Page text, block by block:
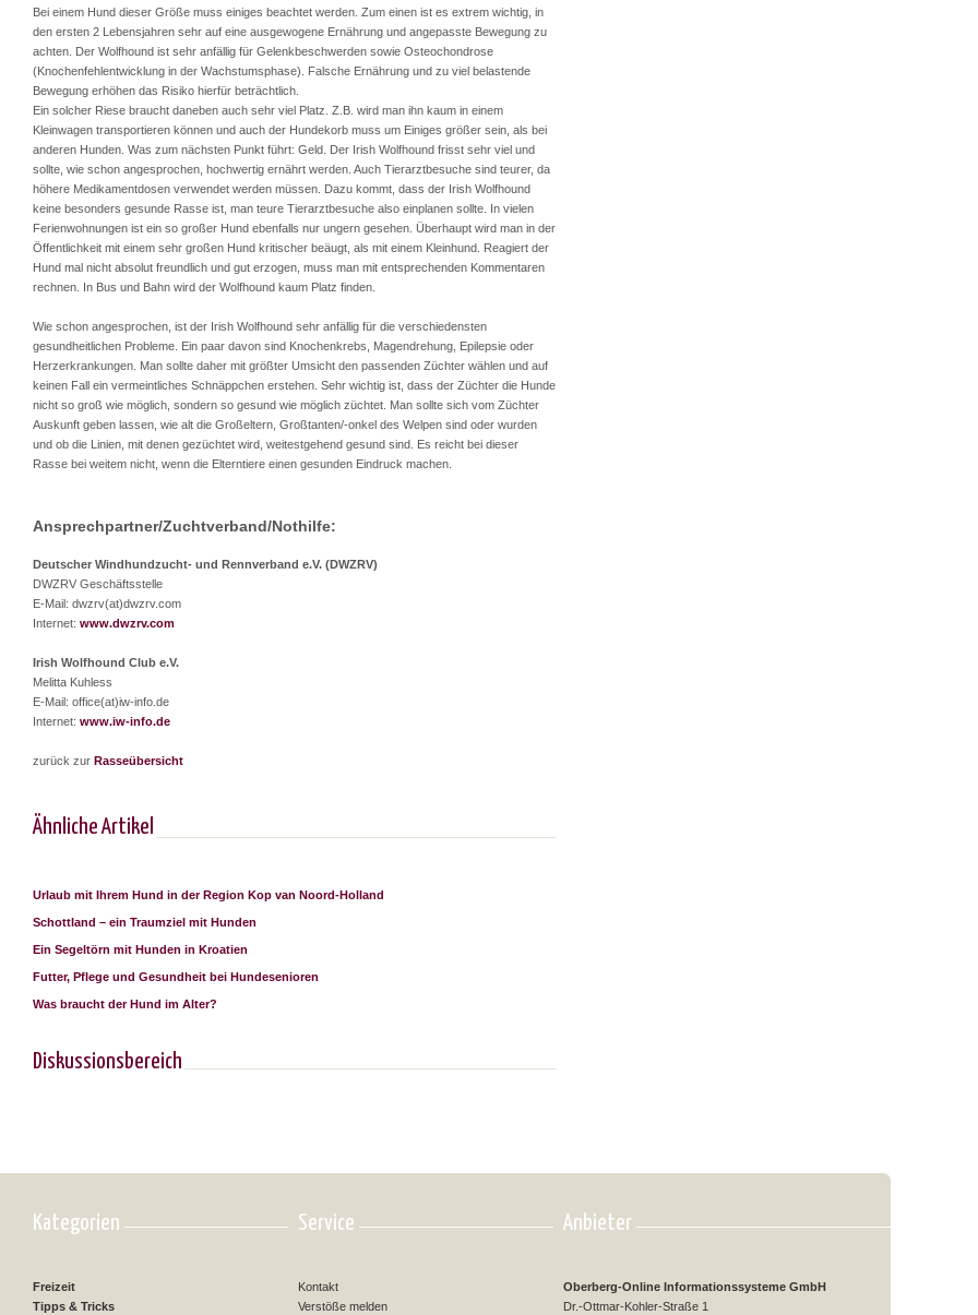
Bei einem Hund dieser Größe muss einiges beachtet werden. Zum einen ist es extrem wichtig, in
den ersten 2 Lebensjahren sehr auf eine ausgewogene Ernährung und angepasste Bewegung zu
achten. Der Wolfhound ist sehr anfällig für Gelenkbeschwerden sowie Osteochondrose
(Knochenfehlentwicklung in der Wachstumsphase). Falsche Ernährung und zu viel belastende
Bewegung erhöhen das Risiko hierfür beträchtlich.
Ein solcher Riese braucht daneben auch sehr viel Platz. Z.B. wird man ihn kaum in einem
Kleinwagen transportieren können und auch der Hundekorb muss um Einiges größer sein, als bei
anderen Hunden. Was zum nächsten Punkt führt: Geld. Der Irish Wolfhound frisst sehr viel und
sollte, wie schon angesprochen, hochwertig ernährt werden. Auch Tierarztbesuche sind teurer, da
höhere Medikamentdosen verwendet werden müssen. Dazu kommt, dass der Irish Wolfhound
keine besonders gesunde Rasse ist, man teure Tierarztbesuche also einplanen sollte. In vielen
Ferienwohnungen ist ein so großer Hund ebenfalls nur ungern gesehen. Überhaupt wird man in der
Öffentlichkeit mit einem sehr großen Hund kritischer beäugt, als mit einem Kleinhund. Reagiert der
Hund mal nicht absolut freundlich und gut erzogen, muss man mit entsprechenden Kommentaren
rechnen. In Bus und Bahn wird der Wolfhound kaum Platz finden.
Wie schon angesprochen, ist der Irish Wolfhound sehr anfällig für die verschiedensten
gesundheitlichen Probleme. Ein paar davon sind Knochenkrebs, Magendrehung, Epilepsie oder
Herzerkrankungen. Man sollte daher mit größter Umsicht den passenden Züchter wählen und auf
keinen Fall ein vermeintliches Schnäppchen erstehen. Sehr wichtig ist, dass der Züchter die Hunde
nicht so groß wie möglich, sondern so gesund wie möglich züchtet. Man sollte sich vom Züchter
Auskunft geben lassen, wie alt die Großeltern, Großtanten/-onkel des Welpen sind oder wurden
und ob die Linien, mit denen gezüchtet wird, weitestgehend gesund sind. Es reicht bei dieser
Rasse bei weitem nicht, wenn die Elterntiere einen gesunden Eindruck machen.
Ansprechpartner/Zuchtverband/Nothilfe:
Deutscher Windhundzucht- und Rennverband e.V. (DWZRV)
DWZRV Geschäftsstelle
E-Mail: dwzrv(at)dwzrv.com
Internet: www.dwzrv.com
Irish Wolfhound Club e.V.
Melitta Kuhless
E-Mail: office(at)iw-info.de
Internet: www.iw-info.de
zurück zur Rasseübersicht
Ähnliche Artikel
Urlaub mit Ihrem Hund in der Region Kop van Noord-Holland
Schottland – ein Traumziel mit Hunden
Ein Segeltörn mit Hunden in Kroatien
Futter, Pflege und Gesundheit bei Hundesenioren
Was braucht der Hund im Alter?
Diskussionsbereich
Kategorien
Freizeit
Tipps & Tricks
Service
Kontakt
Verstöße melden
Anbieter
Oberberg-Online Informationssysteme GmbH
Dr.-Ottmar-Kohler-Straße 1